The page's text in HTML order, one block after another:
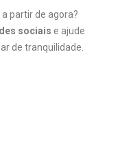
partir de agora?
sociais e ajude
de tranquilidade.